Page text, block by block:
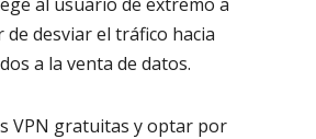
desviar el tráfico hacia
a la venta de datos.
VPN gratuitas y optar por